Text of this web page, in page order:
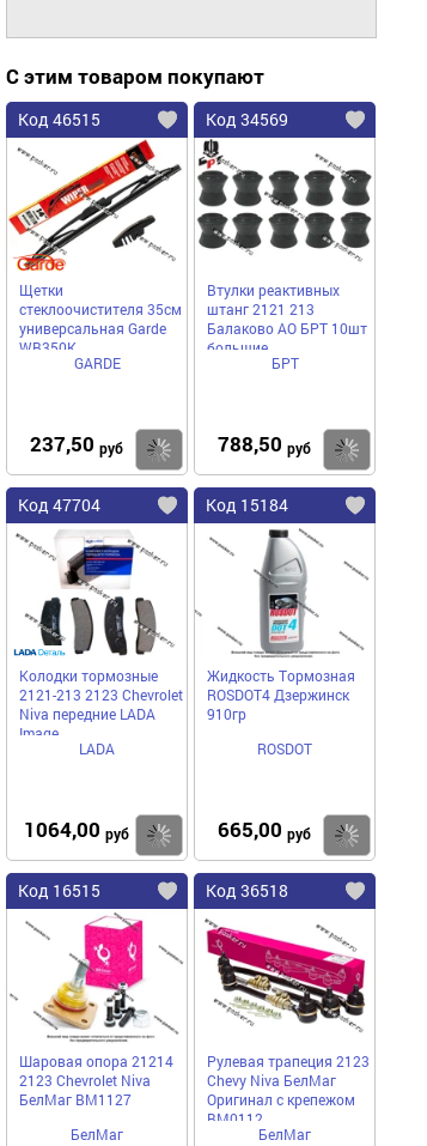
С этим товаром покупают
Код 46515
Щетки
стеклоочистителя 35см
универсальная Garde
WB350K
GARDE
237,50 руб Купить
Код 34569
Втулки реактивных
штанг 2121 213
Балаково АО БРТ 10шт
большие
БРТ
788,50 руб
Код 47704
Колодки тормозные
2121-213 2123 Chevrolet
Niva передние LADA
Image
LADA
1064,00 руб Купить
Код 15184
Жидкость Тормозная
ROSDOT4 Дзержинск
910гр
ROSDOT
665,00 руб
Код 16515
Шаровая опора 21214
2123 Chevrolet Niva
БелМаг BM1127
БелМаг
Код 36518
Рулевая трапеция 2123
Chevy Niva БелМаг
Оригинал с крепежом
BM0112
БелМаг